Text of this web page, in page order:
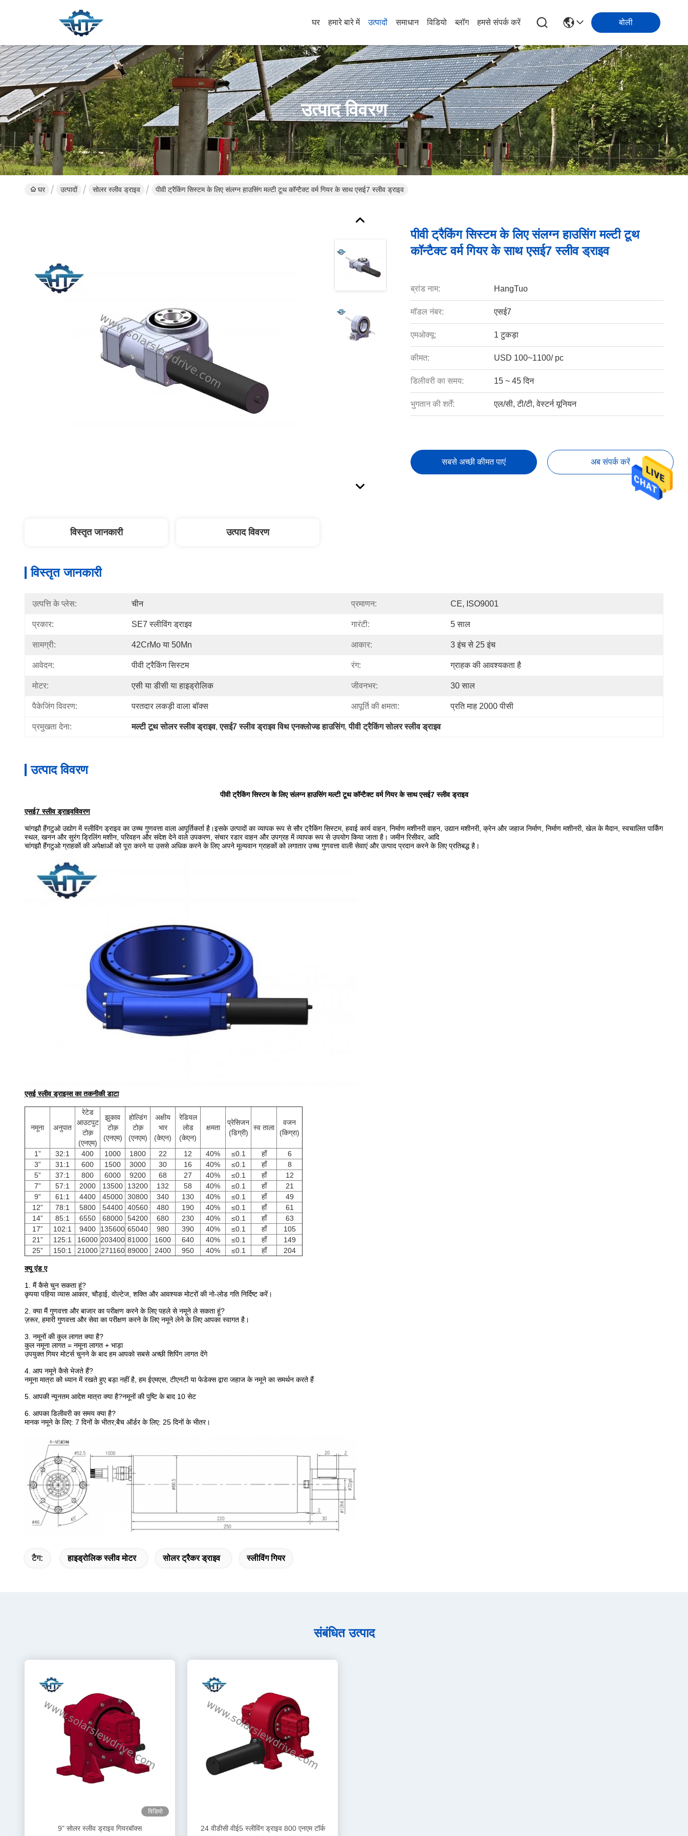
घर हमारे बारे में उत्पादों समाधान विडियो ब्लॉग हमसे संपर्क करें बोली
उत्पाद विवरण
घर उत्पादों सोलर स्लीव ड्राइव पीवी ट्रैकिंग सिस्टम के लिए संलग्न हाउसिंग मल्टी टूथ कॉन्टैक्ट वर्म गियर के साथ एसई7 स्लीव ड्राइव
पीवी ट्रैकिंग सिस्टम के लिए संलग्न हाउसिंग मल्टी टूथ
कॉन्टैक्ट वर्म गियर के साथ एसई7 स्लीव ड्राइव
ब्रांड नाम: HangTuo
मॉडल नंबर: एसई7
एमओक्यू: 1 टुकड़ा
कीमत: USD 100~1100/ pc
डिलीवरी का समय: 15 ~ 45 दिन
भुगतान की शर्तें: एल/सी, टी/टी, वेस्टर्न यूनियन
सबसे अच्छी कीमत पाएं अब संपर्क करें
विस्तृत जानकारी उत्पाद विवरण
विस्तृत जानकारी
उत्पत्ति के प्लेस: चीन प्रमाणन: CE, ISO9001
प्रकार: SE7 स्लीविंग ड्राइव गारंटी: 5 साल
सामग्री: 42CrMo या 50Mn आकार: 3 इंच से 25 इंच
आवेदन: पीवी ट्रैकिंग सिस्टम रंग: ग्राहक की आवश्यकता है
मोटर: एसी या डीसी या हाइड्रोलिक जीवनभर: 30 साल
पैकेजिंग विवरण: परतदार लकड़ी वाला बॉक्स आपूर्ति की क्षमता: प्रति माह 2000 पीसी
प्रमुखता देना: मल्टी टूथ सोलर स्लीव ड्राइव, एसई7 स्लीव ड्राइव विथ एनक्लोज्ड हाउसिंग, पीवी ट्रैकिंग सोलर स्लीव ड्राइव
उत्पाद विवरण
पीवी ट्रैकिंग सिस्टम के लिए संलग्न हाउसिंग मल्टी टूथ कॉन्टैक्ट वर्म गियर के साथ एसई7 स्लीव ड्राइव
एसई7 स्लीव ड्राइवविवरण
चांगझौ हैंगटुओ उद्योग में स्लीविंग ड्राइव का उच्च गुणवत्ता वाला आपूर्तिकर्ता है।इसके उत्पादों का व्यापक रूप से सौर ट्रैकिंग सिस्टम, हवाई कार्य वाहन, निर्माण मशीनरी वाहन, उद्यान मशीनरी, क्रेन और जहाज निर्माण, निर्माण मशीनरी, खेल के मैदान, स्वचालित पार्किंग
स्थल, खनन और सुरंग ड्रिलिंग मशीन, परिवहन और संदेश देने वाले उपकरण, संचार रडार वाहन और उपग्रह में व्यापक रूप से उपयोग किया जाता है। जमीन रिसीवर, आदि
चांगझौ हैंगटुओ ग्राहकों की अपेक्षाओं को पूरा करने या उससे अधिक करने के लिए अपने मूल्यवान ग्राहकों को लगातार उच्च गुणवत्ता वाली सेवाएं और उत्पाद प्रदान करने के लिए प्रतिबद्ध है।
एसई स्लीव ड्राइव्स का तकनीकी डाटा
नमूना अनुपात
रेटेड
आउटपुट
टोक़
(एनएम)
झुकाव
टोक़
(एनएम)
होल्डिंग
टोक़
(एनएम)
अक्षीय
भार
(केएन)
रेडियल
लोड
(केएन)
क्षमता
प्रेसिजन
(डिग्री)
स्व ताला
वजन
(किग्रा)
1” 32:1 400 1000 1800 22 12 40% ≤0.1 हाँ
6
3”
31:1 600 1500 3000 30 16 40% ≤0.1 हाँ
8
5”
37:1 800 6000 9200 68 27 40% ≤0.1 हाँ
12
7”
57:1 2000 13500 13200 132 58 40% ≤0.1 हाँ
21
9”
61:1 4400 45000 30800 340 130 40% ≤0.1 हाँ
49
12”
78:1 5800 54400 40560 480 190 40% ≤0.1 हाँ
61
14”
85:1 6550 68000 54200 680 230 40% ≤0.1 हाँ
63
17”
102:1 9400 135600 65040 980 390 40% ≤0.1 हाँ
105
21”
125:1 16000 203400 81000 1600 640 40% ≤0.1 हाँ
149
25”
150:1 21000 271160 89000 2400 950 40% ≤0.1 हाँ 204
क्यू एंड ए
1. मैं कैसे चुन सकता हूं?
कृपया पहिया व्यास आकार, चौड़ाई, वोल्टेज, शक्ति और आवश्यक मोटरों की नो-लोड गति निर्दिष्ट करें।
2. क्या मैं गुणवत्ता और बाजार का परीक्षण करने के लिए पहले से नमूने ले सकता हूं?
ज़रूर, हमारी गुणवत्ता और सेवा का परीक्षण करने के लिए नमूने लेने के लिए आपका स्वागत है।
3. नमूनों की कुल लागत क्या है?
कुल नमूना लागत = नमूना लागत + भाड़ा
उपयुक्त गियर मोटर्स चुनने के बाद हम आपको सबसे अच्छी शिपिंग लागत देंगे
4. आप नमूने कैसे भेजते हैं?
नमूना मात्रा को ध्यान में रखते हुए बड़ा नहीं है, हम ईएमएस, टीएनटी या फेडेक्स द्वारा जहाज के नमूने का समर्थन करते हैं
5. आपकी न्यूनतम आदेश मात्रा क्या है?नमूनों की पुष्टि के बाद 10 सेट
6. आपका डिलीवरी का समय क्या है?
मानक नमूने के लिए: 7 दिनों के भीतर;बैच ऑर्डर के लिए: 25 दिनों के भीतर।
टैग: हाइड्रोलिक स्लीव मोटर सोलर ट्रैकर ड्राइव स्लीविंग गियर
संबंधित उत्पाद
विडियो
9" सोलर स्लीव ड्राइव गियरबॉक्स
24 वीडीसी वीई5 स्लीविंग ड्राइव 800 एनएम टॉर्क